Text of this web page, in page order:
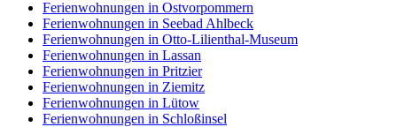
Ferienwohnungen in Ostvorpommern
Ferienwohnungen in Seebad Ahlbeck
Ferienwohnungen in Otto-Lilienthal-Museum
Ferienwohnungen in Lassan
Ferienwohnungen in Pritzier
Ferienwohnungen in Ziemitz
Ferienwohnungen in Lütow
Ferienwohnungen in Schloßinsel